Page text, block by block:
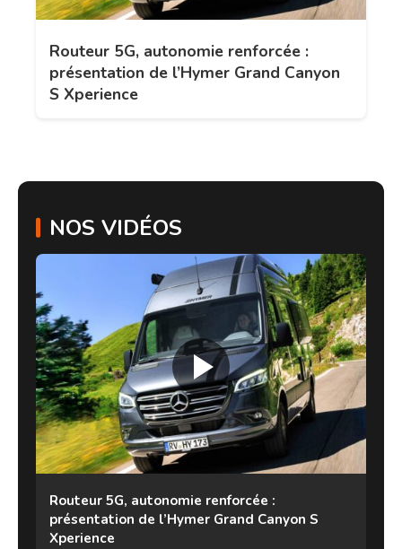
Routeur 5G, autonomie renforcée :
présentation de l’Hymer Grand Canyon
S Xperience
NOS VIDÉOS
Routeur 5G, autonomie renforcée :
présentation de l’Hymer Grand Canyon S
Xperience